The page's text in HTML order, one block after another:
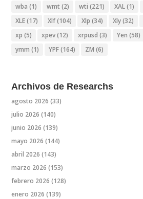
wba (1) wmt (2) wti (221) XAL(1)
XLE(17) Xlf(104) Xlp (34) Xly(32)
xp (5) xpev(12) xrpusd (3) Yen (58)
ymm (1) YPF(164) ZM (6)
Archivos de Researchs
agosto 2026 (33)
julio 2026 (140)
junio 2026 (139)
mayo 2026 (144)
abril 2026 (143)
marzo 2026 (153)
febrero 2026 (128)
enero 2026 (139)